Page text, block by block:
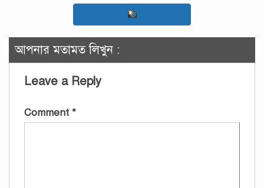
আপনার মতামত লিখুন :
Leave a Reply
Comment *